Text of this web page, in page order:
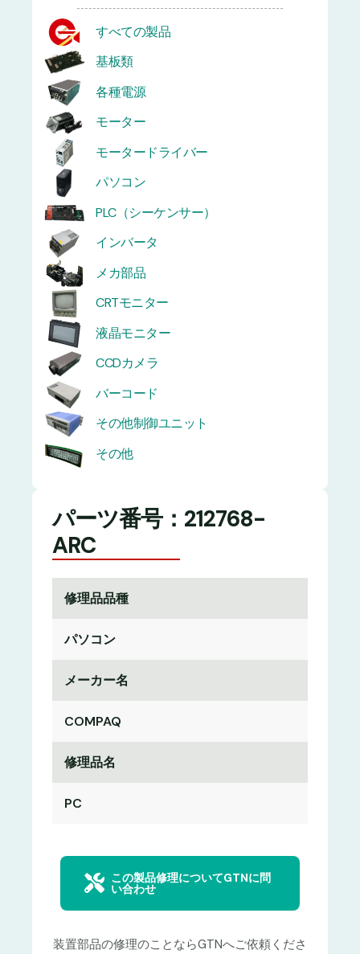
すべての製品
基板類
各種電源
モーター
モータードライバー
パソコン
PLC（シーケンサー）
インバータ
メカ部品
CRTモニター
液晶モニター
CCDカメラ
バーコード
その他制御ユニット
その他
パーツ番号：212768-
ARC
修理品品種
パソコン
メーカー名
COMPAQ
修理品名
PC
この製品修理についてGTNに問
い合わせ
装置部品の修理のことならGTNへご依頼くださ